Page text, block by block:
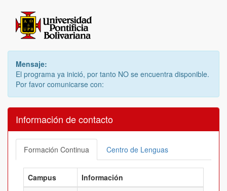
Mensaje:
El programa ya inició, por tanto NO se encuentra disponible.
Por favor comunicarse con:
Información de contacto
Formación Continua Centro de Lenguas
Campus
Información